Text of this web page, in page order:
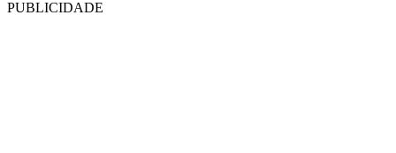
PUBLICIDADE